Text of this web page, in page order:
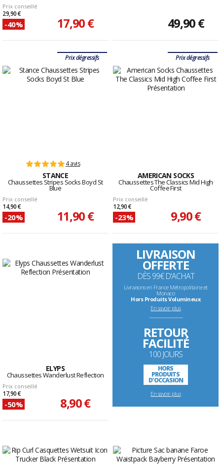
Prix conseillé
29,90 €
-40% 17,90 € 49,90 €
Prix dégressifs
4 avis
STANCE
Chaussettes Stripes Socks Boyd St
Blue
Prix conseillé
14,90 €
-20% 11,90 €
Prix dégressifs
AMERICAN SOCKS
Chaussettes The Classics Mid High
Coffee First
Prix conseillé
12,90 €
-23% 9,90 €
ELYPS
Chaussettes Wanderlust Reflection
Prix conseillé
17,90 €
-50% 8,90 €
LIVRAISON
OFFERTE
DÈS 99€ D'ACHAT
Livraisons en France Métropolitaine et
Monaco
Hors Produits Volumineux
En savoir plus
--------------------------------------------------------------------
RETOUR
FACILITÉ
100 JOURS
HORS
PRODUITS
D'OCCASION
En savoir plus